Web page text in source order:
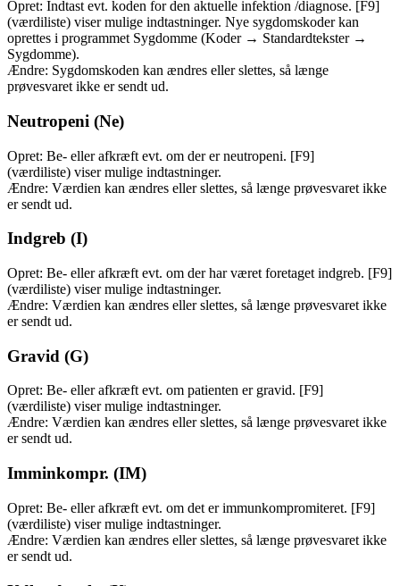
Opret: Indtast evt. koden for den aktuelle infektion /diagnose. [F9]
(værdiliste) viser mulige indtastninger. Nye sygdomskoder kan
oprettes i programmet Sygdomme (Koder → Standardtekster →
Sygdomme).
Ændre: Sygdomskoden kan ændres eller slettes, så længe
prøvesvaret ikke er sendt ud.
Neutropeni (Ne)
Opret: Be- eller afkræft evt. om der er neutropeni. [F9]
(værdiliste) viser mulige indtastninger.
Ændre: Værdien kan ændres eller slettes, så længe prøvesvaret ikke
er sendt ud.
Indgreb (I)
Opret: Be- eller afkræft evt. om der har været foretaget indgreb. [F9]
(værdiliste) viser mulige indtastninger.
Ændre: Værdien kan ændres eller slettes, så længe prøvesvaret ikke
er sendt ud.
Gravid (G)
Opret: Be- eller afkræft evt. om patienten er gravid. [F9]
(værdiliste) viser mulige indtastninger.
Ændre: Værdien kan ændres eller slettes, så længe prøvesvaret ikke
er sendt ud.
Imminkompr. (IM)
Opret: Be- eller afkræft evt. om det er immunkompromiteret. [F9]
(værdiliste) viser mulige indtastninger.
Ændre: Værdien kan ændres eller slettes, så længe prøvesvaret ikke
er sendt ud.